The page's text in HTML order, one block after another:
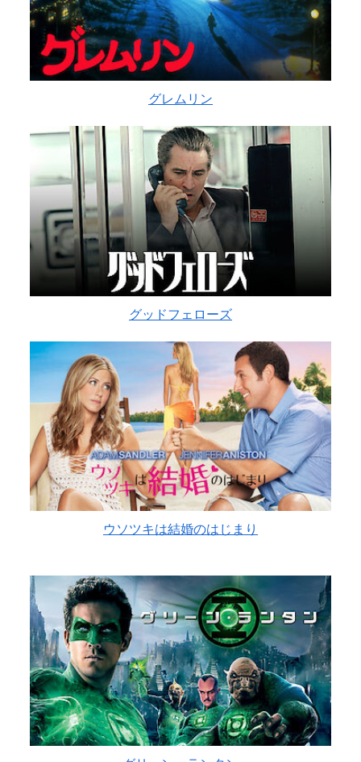
グレムリン
グッドフェローズ
ウソツキは結婚のはじまり